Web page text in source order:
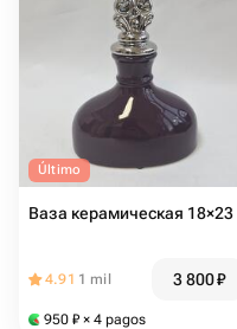
Último
Ваза керамическая 18×23
4.91 1 mil 3 800₽
950 ₽ × 4 pagos